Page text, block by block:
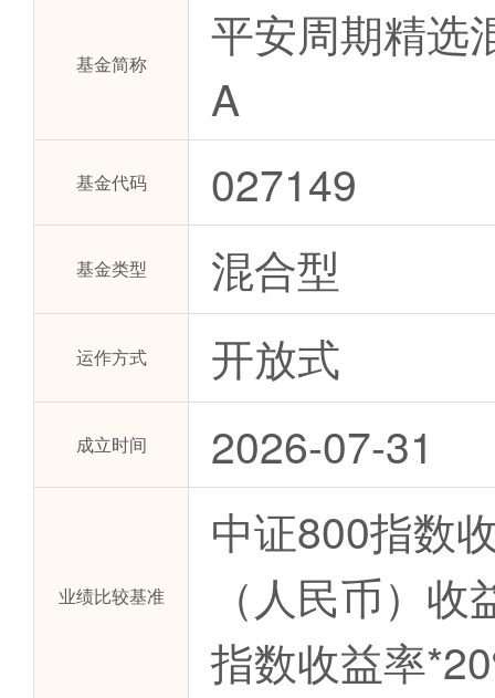
基金简称
平安周期精选
A
基金代码 027149
基金类型 混合型
运作方式 开放式
成立时间 2026-07-31
业绩比较基准
中证800指数
（人民币）
指数收益率